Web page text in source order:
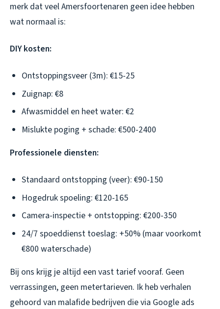
merk dat veel Amersfoortenaren geen idee hebben
wat normaal is:
DIY kosten:
Ontstoppingsveer (3m): €15-25
Zuignap: €8
Afwasmiddel en heet water: €2
Mislukte poging + schade: €500-2400
Professionele diensten:
Standaard ontstopping (veer): €90-150
Hogedruk spoeling: €120-165
Camera-inspectie + ontstopping: €200-350
24/7 spoeddienst toeslag: +50% (maar voorkomt
€800 waterschade)
Bij ons krijg je altijd een vast tarief vooraf. Geen
verrassingen, geen metertarieven. Ik heb verhalen
gehoord van malafide bedrijven die via Google ads